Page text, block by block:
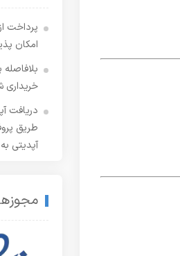
پرداخت
امکان
دریافت
طریق
آپدیتی